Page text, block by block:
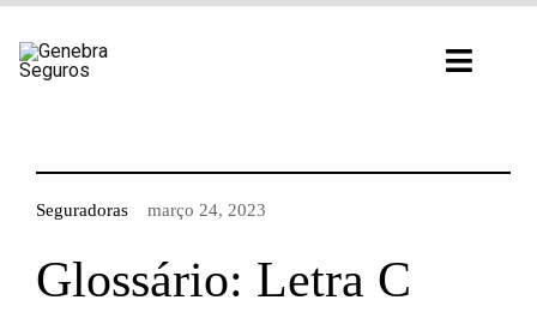
para
Seguradoras março 24, 2023
Glossário: Letra C